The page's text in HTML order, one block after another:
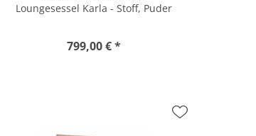
Loungesessel Karla - Stoff, Puder
799,00 € *